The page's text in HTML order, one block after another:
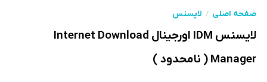
صفحه اصلی لایسنس
لایسنس IDM اورجینال Internet Download
Manager ( نامحدود )